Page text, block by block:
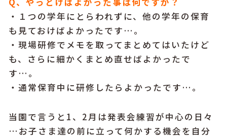
・１つの学年にとらわれずに、他の学年の保育
も見ておけばよかったです…。
・現場研修でメモを取ってまとめてはいたけど
も、さらに細かくまとめ直せばよかったで
す…。
・通常保育中に研修したらよかったです…。
当園で言うと1、2月は発表会練習が中心の日々
…お子さま達の前に立って何かする機会を自分